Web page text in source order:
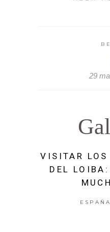
29
VISITAR
DEL
ESPAÑA